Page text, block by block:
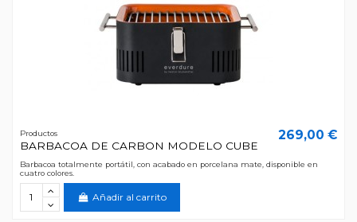
Productos
BARBACOA DE CARBON MODELO CUBE
269,00 €
Barbacoa totalmente portátil, con acabado en porcelana mate, disponible en
cuatro colores.
Añadir al carrito